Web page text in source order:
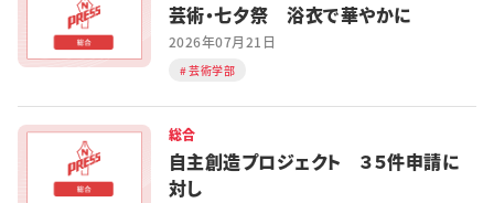
芸術・七夕祭 浴衣で華やかに
2026年07月21日
芸術学部
総合
自主創造プロジェクト ３５件申請に
対し